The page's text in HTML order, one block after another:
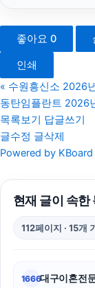
좋아요 0
인쇄
« 수원흥신소 2026
동탄임플란트 2026
목록보기 답글쓰기
글수정 글삭제
Powered by KBoard
현재 글이 속한
112페이지 · 15개
1666대구이혼전